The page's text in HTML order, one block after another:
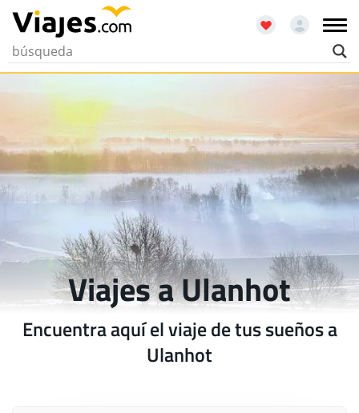
Viajes a Ulanhot
Encuentra aquí el viaje de tus sueños a
Ulanhot